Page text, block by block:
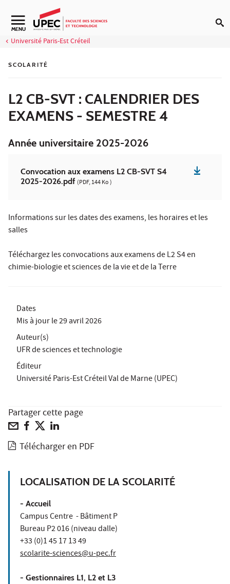
Aller au contenu
Navigation secondaire
MENU
Université Paris-Est Créteil
SCOLARITÉ
L2 CB-SVT : CALENDRIER DES
EXAMENS - SEMESTRE 4
Année universitaire 2025-2026
Convocation aux examens L2 CB-SVT S4
2025-2026.pdf (PDF, 144 Ko )
Informations sur les dates des examens, les horaires et les
salles
Téléchargez les convocations aux examens de L2 S4 en
chimie-biologie et sciences de la vie et de la Terre
Dates
Mis à jour le29 avril 2026
Auteur(s)
UFR de sciences et technologie
Éditeur
Université Paris-Est Créteil Val de Marne (UPEC)
Partager cette page
Télécharger en PDF
LOCALISATION DE LA SCOLARITÉ
- Accueil
Campus Centre - Bâtiment P
Bureau P2 016 (niveau dalle)
+33 (0)1 45 17 13 49
scolarite-sciences@u-pec.fr
- Gestionnaires L1, L2 et L3